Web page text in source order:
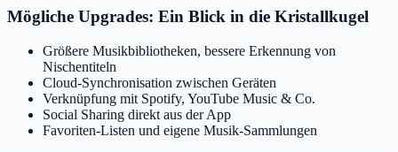
Mögliche Upgrades: Ein Blick in die Kristallkugel
Größere Musikbibliotheken, bessere Erkennung von
Nischentiteln
Cloud-Synchronisation zwischen Geräten
Verknüpfung mit Spotify, YouTube Music & Co.
Social Sharing direkt aus der App
Favoriten-Listen und eigene Musik-Sammlungen